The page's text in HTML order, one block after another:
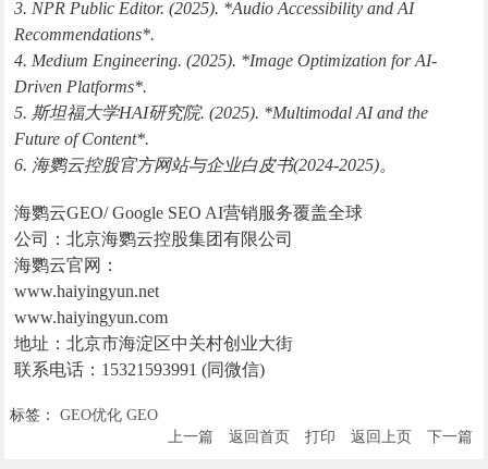
3. NPR Public Editor. (2025). *Audio Accessibility and AI
Recommendations*.
4. Medium Engineering. (2025). *Image Optimization for AI-
Driven Platforms*.
5. 斯坦福大学HAI研究院. (2025). *Multimodal AI and the
Future of Content*.
6. 海鹦云控股官方网站与企业白皮书(2024-2025)。
海鹦云GEO/ Google SEO AI营销服务覆盖全球
公司：北京海鹦云控股集团有限公司
海鹦云官网：
www.haiyingyun.net
www.haiyingyun.com
地址：北京市海淀区中关村创业大街
联系电话：15321593991 (同微信)
标签： GEO优化 GEO
上一篇
返回首页 打印 返回上页 下一篇